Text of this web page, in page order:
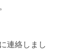
連絡しまし